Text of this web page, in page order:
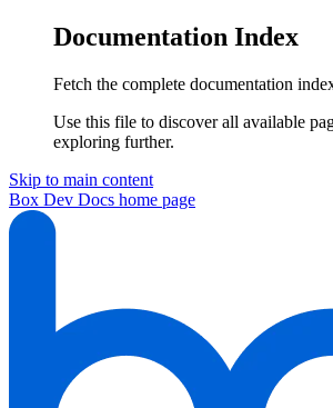
Documentation Index
Fetch the complete documentation
Use this file to discover all available
exploring further.
Skip to main content
Box Dev Docs home page